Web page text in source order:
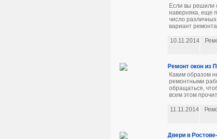
Если вы решили
наверняка, еще
число
вариант
10.11.2014
Ремонт окон из
Каким образом
ремонтными
обращаться,
всем этом
11.11.2014
Двери в